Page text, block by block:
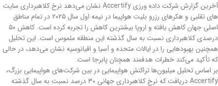
آخرین گزارش شرکت داده ورزی Accertify نشان می‌دهد نرخ کلاهبرداری سایت
های تقلبی و هکرهای رزرو بلیت هواپیما در نیمه اول سال ۲۰۲۵ در تمام مناطق
اصلی جهان کاهش یافته و اروپا بیشترین کاهش را تجربه کرده است. کاهش ۵۰
درصدی کلاهبرداری نسبت به سال گذشته این منطقه ملموس است. این تحلیل
همچنین بهبودهایی را در ایالات متحده و آسیا و اقیانوسیه نشان می‌دهد، در حالی
که تأکید می‌کند خطرات هدفمند همچنان پابرجا است.
بر اساس تحلیل میلیون‌ها تراکنش هواپیمایی در بین شرکت‌های هواپیمایی بزرگ،
Accertify دریافت که نرخ کلاهبرداری جهانی ۳۰ درصد نسبت به سال گذشته